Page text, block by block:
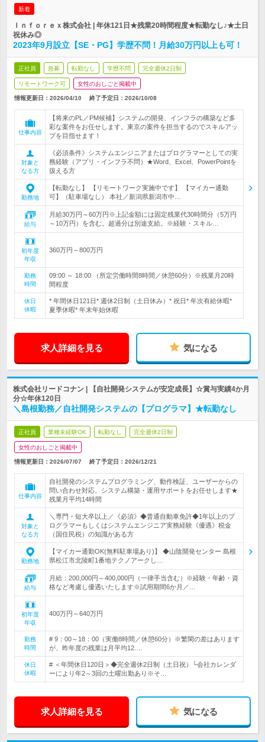
新着
Ｉｎｆｏｒｅｘ株式会社 | 年休121日★残業20時間程度★転勤なし♪★土日
祝休み◎
2023年9月設立【SE・PG】学歴不問！月給30万円以上も可！
正社員 急募 転勤なし 学歴不問 完全週休2日制
リモートワーク可 女性のおしごと掲載中
情報更新日：2026/04/10 終了予定日： 2026/10/08
仕事内容
【将来のPL／PM候補】システムの開発、インフラの構築など多
彩な案件をお任せします。東京の案件を担当するのでスキルアッ
プを目指せます！
対象と
なる方
《必須条件》システムエンジニアまたはプログラマーとしての実
務経験（アプリ・インフラ不問）★Word、Excel、PowerPointを
扱える方
勤務地
【転勤なし】 【リモートワーク実施中です】 【マイカー通勤
可】（駐車場なし） 本社／新潟県新潟市中…
給与
月給30万円～60万円※上記金額には固定残業代30時間分（5万円
～10万円）を含む。超過分は別途支給。※経験・スキル…
初年度
年収
360万円～800万円
勤務
時間
09:00 ～ 18:00 （所定労働時間8時間／休憩60分）※残業月20時
間程度
休日
休暇
* 年間休日121日* 週休2日制（土日休み）* 祝日* 年次有給休暇*
夏季休暇* 年末年始休暇
求人詳細を見る 気になる
株式会社リードコナン | 【自社開発システムが安定成長】☆賞与実績4か月
分☆年休120日
＼島根勤務／自社開発システムの【プログラマ】★転勤なし
正社員 業種未経験OK 転勤なし 完全週休2日制
女性のおしごと掲載中
情報更新日：2026/07/07 終了予定日： 2026/12/21
仕事内容
自社開発のシステムプログラミング、動作検証、ユーザーからの
問い合わせ対応、システム構築・運用サポートをお任せします★
残業月平均14時間
対象と
なる方
＼専門・短大卒以上／《必須》◆普通自動車免許◆1年以上のプ
ログラマーもしくはシステムエンジニア実務経験《優遇》税金
（国住民税）の知識がある方
勤務地
【マイカー通勤OK(無料駐車場あり)】 ◆山陰開発センター 島根
県松江市北陵町1番地テクノアークし…
給与
月給：200,000円～400,000円（一律手当含む）※経験・年齢・資
格など考慮し優遇いたします※試用期間6か月／…
初年度
年収
400万円～640万円
勤務
時間
# 9：00～18：00（実働8時間／休憩60分）※繁閑の差はあります
が、昨年度の残業は月平均12.…
休日
休暇
# ＜年間休日120日＞◆完全週休2日制（土日祝）└会社カレンダ
ーにより年2～3回の土曜出勤あり※そ…
求人詳細を見る 気になる